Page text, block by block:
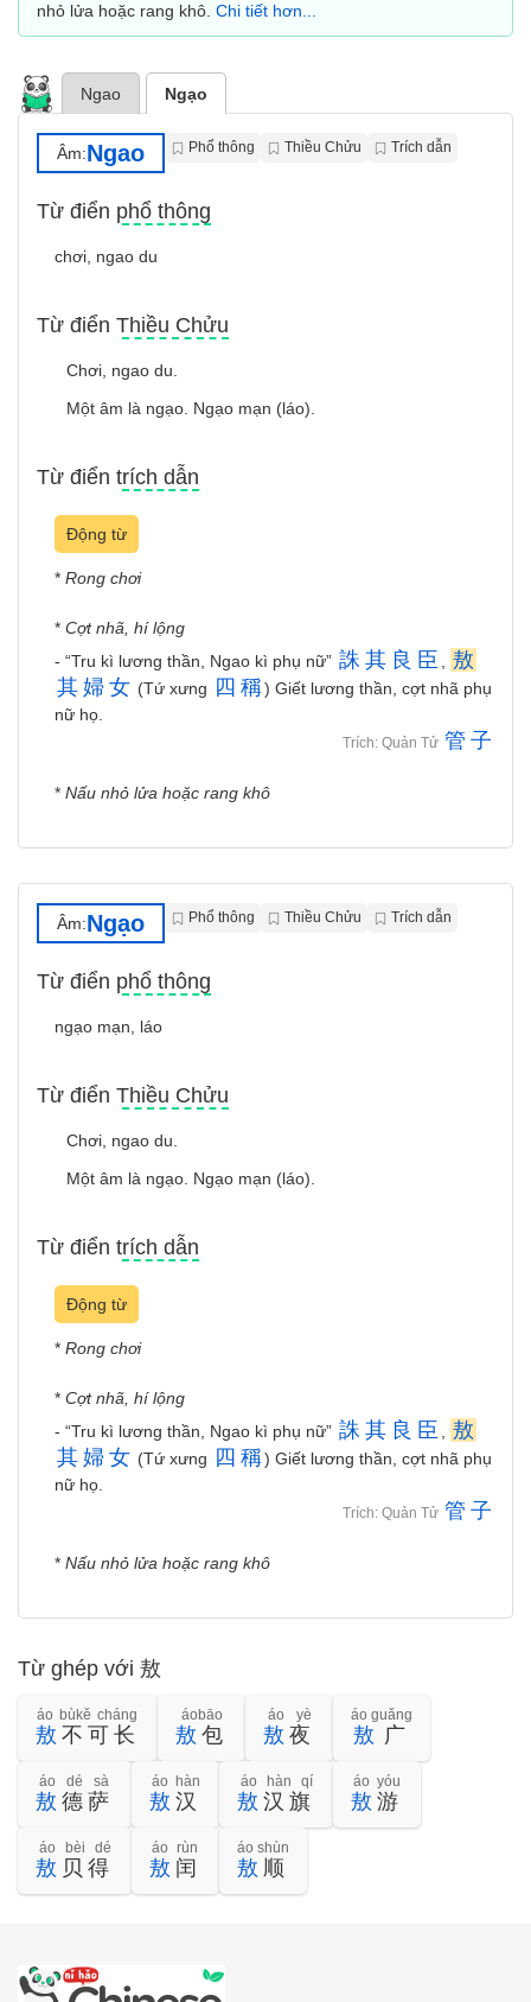
nhỏ lửa hoặc rang khô. Chi tiết hơn...
Ngao Ngạo
Âm:Ngao Phổ thông Thiều Chửu Trích dẫn
Từ điển phổ thông
chơi, ngao du
Từ điển Thiều Chửu
Chơi, ngao du.
Một âm là ngạo. Ngạo mạn (láo).
Từ điển trích dẫn
Động từ
* Rong chơi
* Cợt nhã, hí lộng
- “Tru kì lương thần, Ngao kì phụ nữ” 誅 其 良 臣
敖
其 婦 女 (Tứ xưng 四 稱) Giết lương thần, cợt nhã phụ
nữ họ.
Trích: Quản Tử 管 子
* Nấu nhỏ lửa hoặc rang khô
Âm:Ngạo Phổ thông Thiều Chửu Trích dẫn
Từ điển phổ thông
ngạo mạn, láo
Từ điển Thiều Chửu
Chơi, ngao du.
Một âm là ngạo. Ngạo mạn (láo).
Từ điển trích dẫn
Động từ
* Rong chơi
* Cợt nhã, hí lộng
- “Tru kì lương thần, Ngao kì phụ nữ” 誅 其 良 臣
敖
其 婦 女 (Tứ xưng 四 稱) Giết lương thần, cợt nhã phụ
nữ họ.
Trích: Quản Tử 管 子
* Nấu nhỏ lửa hoặc rang khô
Từ ghép với 敖
敖 不可长
áo bùkě cháng
敖 包
áobāo
敖 夜
áo yè
敖 广
áo guǎng
敖 德萨
áo dé sà
敖 汉
áo hàn
敖 汉旗
áo hàn qí
敖 游
áo yóu
敖 贝得
áo bèi dé
敖 闰
áo rùn
敖 顺
áo shùn